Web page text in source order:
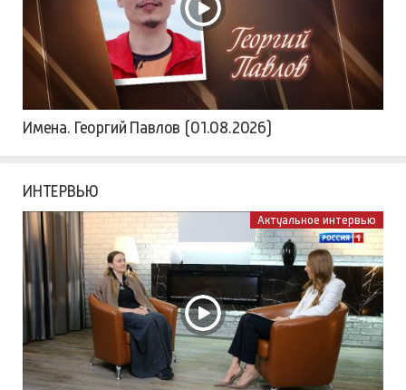
Имена. Георгий Павлов (01.08.2026)
ИНТЕРВЬЮ
Актуальное интервью